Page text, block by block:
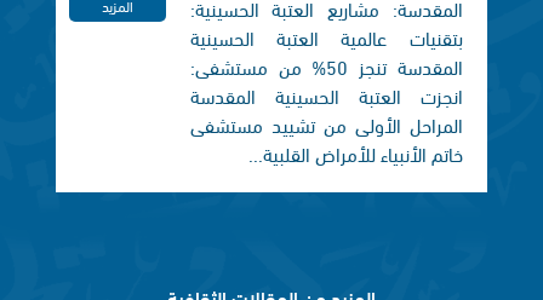
المقدسة: مشاريع العتبة الحسينية:
بتقنيات عالمية العتبة الحسينية
المقدسة تنجز 50% من مستشفى:
انجزت العتبة الحسينية المقدسة
المراحل الأولى من تشييد مستشفى
خاتم الأنبياء للأمراض القلبية...
المزيد